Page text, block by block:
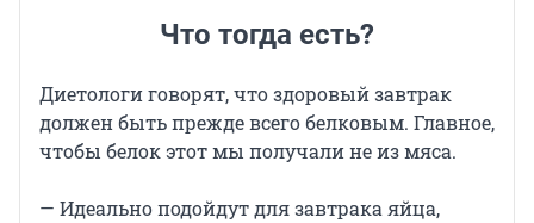
Что тогда есть?
Диетологи говорят, что здоровый завтрак
должен быть прежде всего белковым. Главное,
чтобы белок этот мы получали не из мяса.
— Идеально подойдут для завтрака яйца,